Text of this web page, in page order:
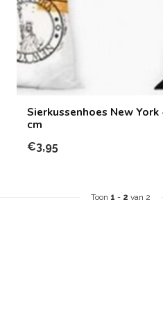
Sierkussenhoes New York
cm
€3,95
Toon 1 - 2 van 2